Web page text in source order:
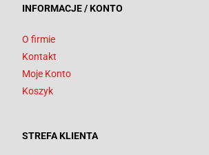
INFORMACJE / KONTO
O firmie
Kontakt
Moje Konto
Koszyk
STREFA KLIENTA